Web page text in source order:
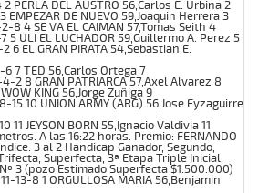
PERLA DEL AUSTRO 56,Carlos E. Urbina 2
EMPEZAR DE NUEVO 59,Joaquin Herrera 3
4 SE VA EL CAIMAN 57,Tomas Seith 4
5 ULI EL LUCHADOR 59,Guillermo A. Perez 5
6 EL GRAN PIRATA 54,Sebastian E.
7 TED 56,Carlos Ortega 7
2 8 GRAN PATRIARCA 57,Axel Alvarez 8
KING 56,Jorge Zuñiga 9
10 UNION ARMY (ARG) 56,Jose Eyzaguirre
11 JEYSON BORN 55,Ignacio Valdivia 11
A las 16:22 horas. Premio: FERNANDO
3 al 2 Handicap Ganador, Segundo,
Superfecta, 3ª Etapa Triple Inicial,
3 (pozo Estimado Superfecta $1.500.000)
13-8 1 ORGULLOSA MARIA 56,Benjamin